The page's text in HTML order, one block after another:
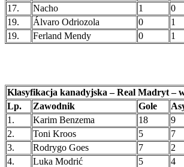
17.
Nacho 1 0
19.
Álvaro Odriozola 0 1
19.
Ferland Mendy 0 1
Klasyfikacja kanadyjska – Real Madryt –
Lp.
Zawodnik Gole
1.
Karim Benzema 18 9
2.
Toni Kroos 5 7
3.
Rodrygo Goes 7 2
4.
Luka Modrić 5 4